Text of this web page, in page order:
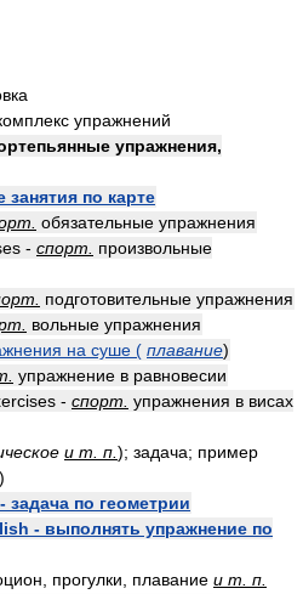
упражнений
упражнения,
по карте
обязательные упражнения
- спорт.
произвольные
подготовительные упражнения
вольные упражнения
на суше ( плавание)
упражнение в равновесии
- спорт. упражнения в висах
и т. п. ); задача; пример
)
по геометрии
- выполнять упражнение по
прогулки, плавание и т. п.